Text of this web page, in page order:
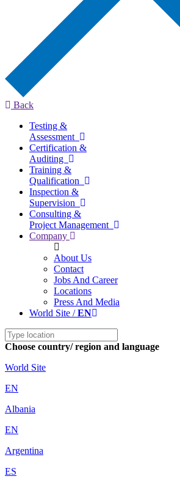
Back
Testing &
Assessment
Certification &
Auditing
Training &
Qualification
Inspection &
Supervision
Consulting &
Project Management
Company
About Us
Contact
Jobs And Career
Locations
Press And Media
World Site /EN
Choose country/ region and language
World Site
EN
Albania
EN
Argentina
ES